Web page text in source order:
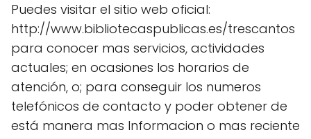
Puedes visitar el sitio web oficial:
http://www.bibliotecaspublicas.es/trescantos
para conocer mas servicios, actividades
actuales; en ocasiones los horarios de
atención, o; para conseguir los numeros
telefónicos de contacto y poder obtener de
está manera mas Informacion o mas reciente